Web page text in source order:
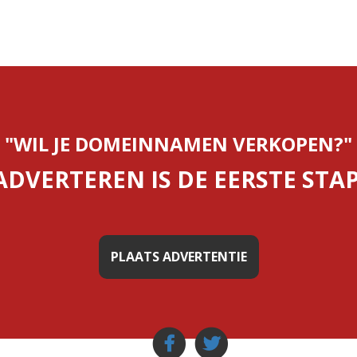
"WIL JE DOMEINNAMEN VERKOPEN?"
IS DE EERSTE
PLAATS ADVERTENTIE